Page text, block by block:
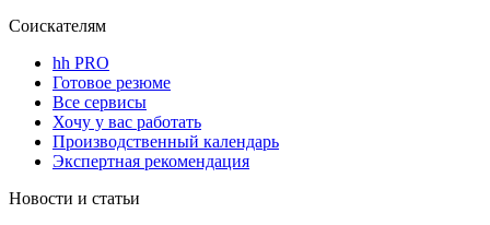
Соискателям
hh PRO
Готовое резюме
Все сервисы
Хочу у вас работать
Производственный календарь
Экспертная рекомендация
Новости и статьи